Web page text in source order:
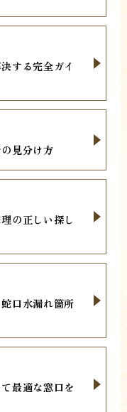
する完全ガイ
見分け方
の正しい探し
口水漏れ箇所
最適な窓口を